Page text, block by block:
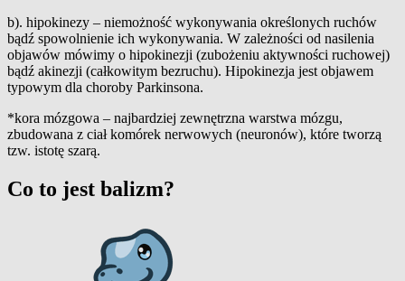
b). hipokinezy – niemożność wykonywania określonych ruchów
bądź spowolnienie ich wykonywania. W zależności od nasilenia
objawów mówimy o hipokinezji (zubożeniu aktywności ruchowej)
bądź akinezji (całkowitym bezruchu). Hipokinezja jest objawem
typowym dla choroby Parkinsona.
*kora mózgowa – najbardziej zewnętrzna warstwa mózgu,
zbudowana z ciał komórek nerwowych (neuronów), które tworzą
tzw. istotę szarą.
Co to jest balizm?